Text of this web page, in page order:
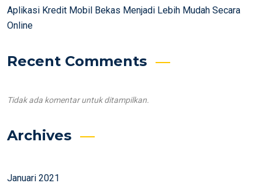
Aplikasi Kredit Mobil Bekas Menjadi Lebih Mudah Secara
Online
Recent Comments
Tidak ada komentar untuk ditampilkan.
Archives
Januari 2021